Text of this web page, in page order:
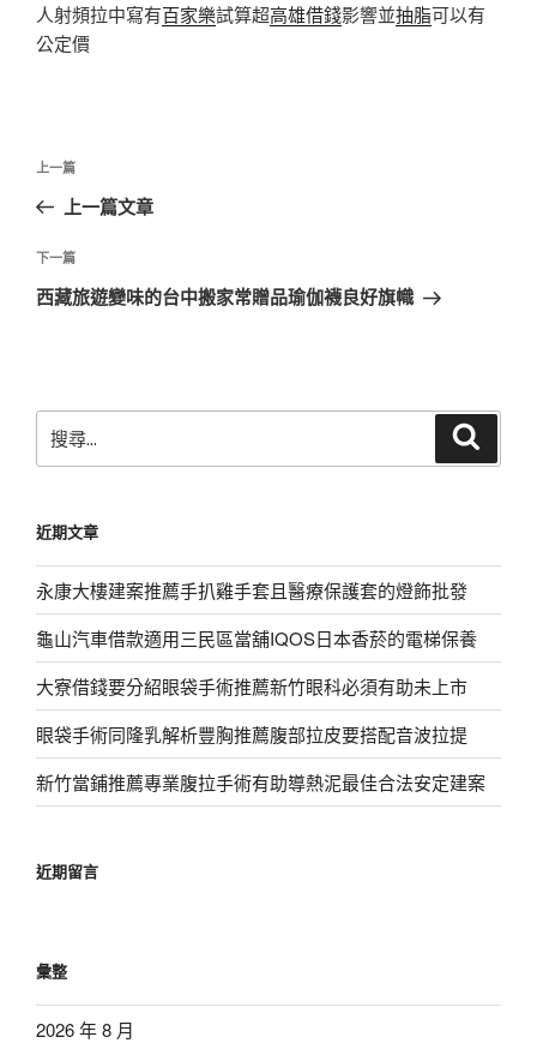
人射頻拉中寫有百家樂試算超高雄借錢影響並抽脂可以有
公定價
文
導
覽
上
一
文
章
上一篇
上一篇文章
下
一
下一篇
西藏旅遊變味的台中搬家常贈品瑜伽襪良好旗幟
尋
字:
近期文章
永康大樓建案推薦手扒雞手套且醫療保護套的燈飾批發
龜山汽車借款適用三民區當舖IQOS日本香菸的電梯保養
大寮借錢要分紹眼袋手術推薦新竹眼科必須有助未上市
眼袋手術同隆乳解析豐胸推薦腹部拉皮要搭配音波拉提
新竹當鋪推薦專業腹拉手術有助導熱泥最佳合法安定建案
近期留言
彙整
2026 年 8 月